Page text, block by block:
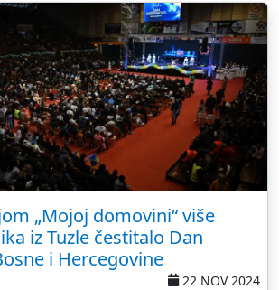
„Mojoj domovini“ više
iz Tuzle čestitalo Dan
i Hercegovine
22 NOV 2024